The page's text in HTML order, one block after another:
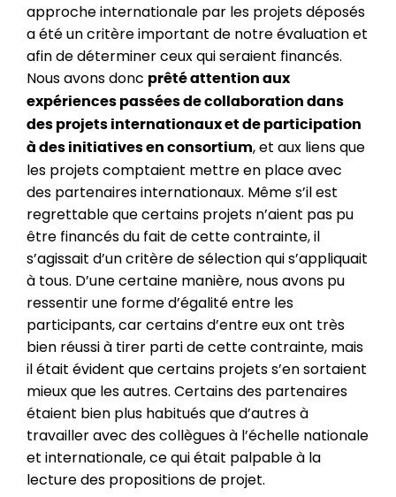
approche internationale par les projets déposés
a été un critère important de notre évaluation et
afin de déterminer ceux qui seraient financés.
Nous avons donc prêté attention aux
expériences passées de collaboration dans
des projets internationaux et de participation
à des initiatives en consortium, et aux liens que
les projets comptaient mettre en place avec
des partenaires internationaux. Même s’il est
regrettable que certains projets n’aient pas pu
être financés du fait de cette contrainte, il
s’agissait d’un critère de sélection qui s’appliquait
à tous. D’une certaine manière, nous avons pu
ressentir une forme d’égalité entre les
participants, car certains d’entre eux ont très
bien réussi à tirer parti de cette contrainte, mais
il était évident que certains projets s’en sortaient
mieux que les autres. Certains des partenaires
étaient bien plus habitués que d’autres à
travailler avec des collègues à l’échelle nationale
et internationale, ce qui était palpable à la
lecture des propositions de projet.